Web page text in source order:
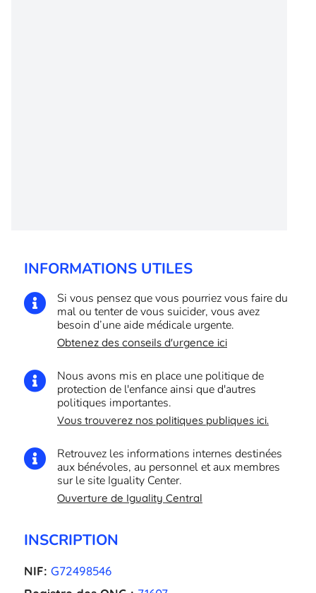
INFORMATIONS UTILES

Si vous pensez que vous pourriez vous faire du
mal ou tenter de vous suicider, vous avez
besoin d’une aide médicale urgente.
Obtenez des conseils d'urgence ici

Nous avons mis en place une politique de
protection de l'enfance ainsi que d'autres
politiques importantes.
Vous trouverez nos politiques publiques ici.

Retrouvez les informations internes destinées
aux bénévoles, au personnel et aux membres
sur le site Iguality Center.
Ouverture de Iguality Central
INSCRIPTION
NIF: G72498546